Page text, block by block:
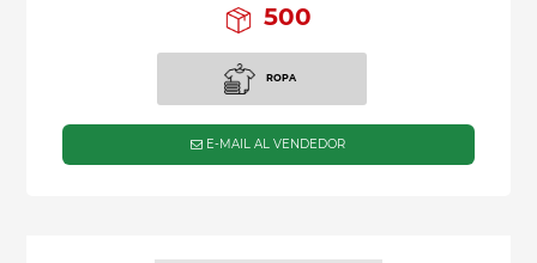
500
ROPA
E-MAIL AL VENDEDOR